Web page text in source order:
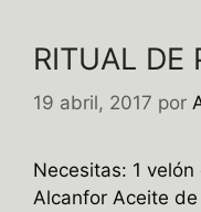
RITUAL DE
19 abril, 2017 por
Necesitas: 1
Alcanfor Aceite